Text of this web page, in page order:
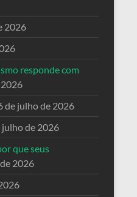
2026
responde com
de julho de 2026
julho de 2026
que seus
2026